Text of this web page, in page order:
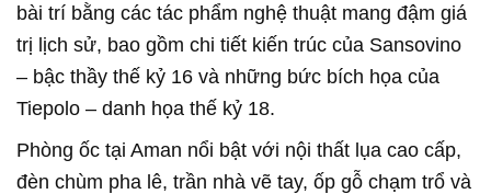
bài trí bằng các tác phẩm nghệ thuật mang đậm giá
trị lịch sử, bao gồm chi tiết kiến trúc của Sansovino
– bậc thầy thế kỷ 16 và những bức bích họa của
Tiepolo – danh họa thế kỷ 18.
Phòng ốc tại Aman nổi bật với nội thất lụa cao cấp,
đèn chùm pha lê, trần nhà vẽ tay, ốp gỗ chạm trổ và